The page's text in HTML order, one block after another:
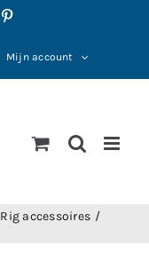
Mijn account
Rig accessoires